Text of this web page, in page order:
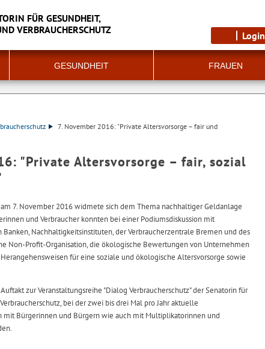
FÜR GESUNDHEIT,
VERBRAUCHERSCHUTZ
Login
GESUNDHEIT FRAUEN
7. November 2016: "Private Altersvorsorge – fair und
"Private Altersvorsorge – fair, sozial
7. November 2016 widmete sich dem Thema nachhaltiger Geldanlage
und Verbraucher konnten bei einer Podiumsdiskussion mit
Nachhaltigkeitsinstituten, der Verbraucherzentrale Bremen und des
Non-Profit-Organisation, die ökologische Bewertungen von Unternehmen
für eine soziale und ökologische Altersvorsorge sowie
zur Veranstaltungsreihe "Dialog Verbraucherschutz" der Senatorin für
bei der zwei bis drei Mal pro Jahr aktuelle
mit Bürgerinnen und Bürgern wie auch mit Multiplikatorinnen und